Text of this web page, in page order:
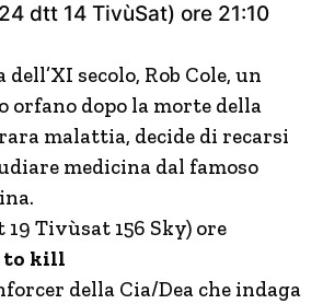
dtt 14 TivùSat) ore 21:10
secolo, Rob Cole, un
orfano dopo la morte della
malattia, decide di recarsi
medicina dal famoso
19 Tivùsat 156 Sky) ore
to kill
della Cia/Dea che indaga